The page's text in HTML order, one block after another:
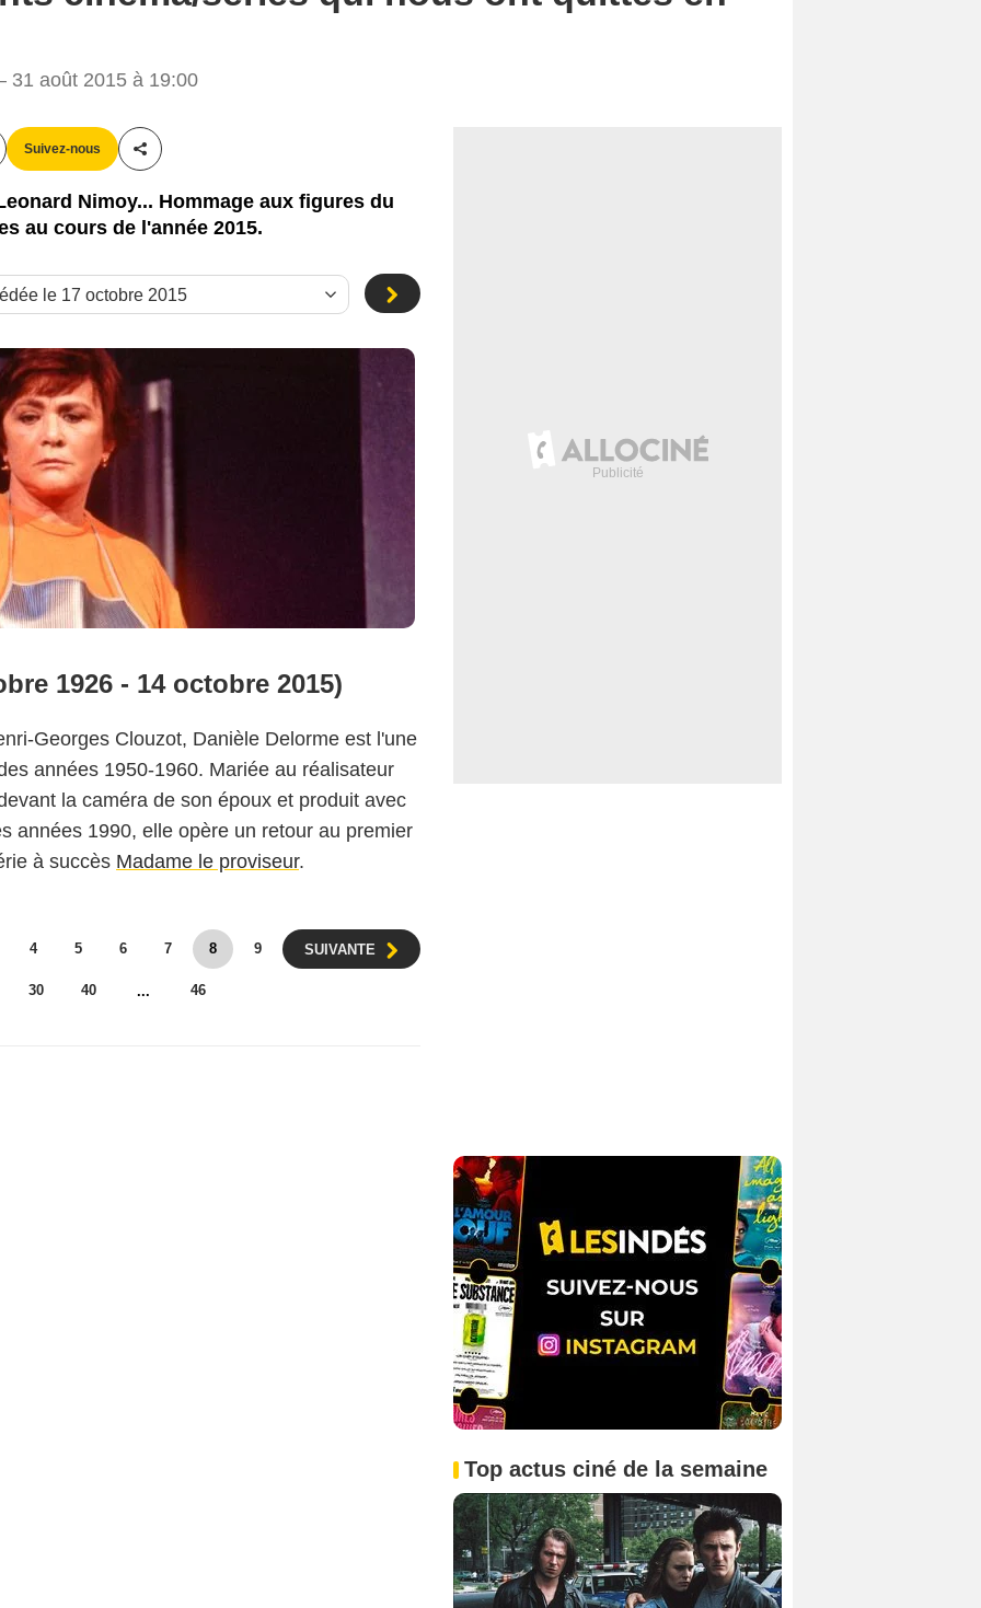
31 août 2015 à 19:00
Suivez-nous
Partager cet article
Nimoy... Hommage aux figures du
au cours de l'année 2015.
JLPPA / Bestimage
1926 - 14 octobre 2015)
Georges Clouzot, Danièle Delorme est l'une
années 1950-1960. Mariée au réalisateur
la caméra de son époux et produit avec
années 1990, elle opère un retour au premier
à succès Madame le proviseur.
SUIVANTE
4 5 6 7 8 9
30 40 ... 46
Top actus ciné de la semaine